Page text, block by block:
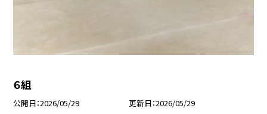
６組
公開日 2026/05/29 更新日 2026/05/29